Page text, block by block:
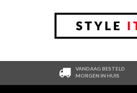
VANDAAG BESTELD
MORGEN IN HUIS